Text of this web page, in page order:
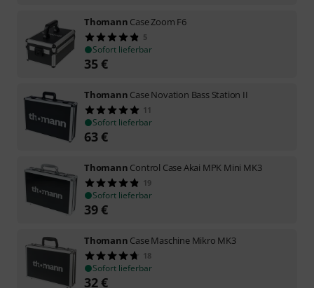
Thomann Case Zoom F6
5
Sofort lieferbar
35€
Thomann Case Novation Bass Station II
11
Sofort lieferbar
63€
Thomann Control Case Akai MPK Mini MK3
19
Sofort lieferbar
39€
Thomann Case Maschine Mikro MK3
18
Sofort lieferbar
32€